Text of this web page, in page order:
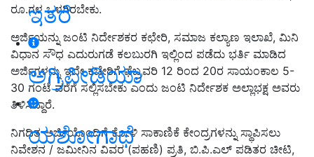
ಇತರೆ
ಅಗ್ರಿಪೀಡಿಯಾ
ಯಶೋಗಾಥೆ
ರೂ.ಗಳ ಒಳಗಿರಬೇಕು.
ಅರ್ಜಿಯನ್ನು ಜಂಟಿ ನಿರ್ದೇಶಕರ ಕಛೇರಿ, ಸಮಾಜ ಕಲ್ಯಾಣ ಇಲಾಖೆ, ಮಿನಿ
ವಿಧಾನ ಸೌಧ ಎದುರುಗಡೆ ಕಲಬುರಗಿ ಇಲ್ಲಿಂದ ಪಡೆದು ಭರ್ತಿ ಮಾಡಿದ
ಅರ್ಜಿಗಳನ್ನು ಇದೇ ಕಚೇರಿಗೆ ಫೆಬ್ರವರಿ 12 ರಿಂದ 20ರ ಸಾಯಂಕಾಲ 5-
30 ಗಂಟೆ ವರೆಗೆ ಸಲ್ಲಿಸಬೇಕು ಎಂದು ಜಂಟಿ ನಿರ್ದೇಶಕ ಅಲ್ಲಾಭಕ್ಷ ಅವರು
ತಿಳಿಸಿದ್ದಾರೆ.
ನಿಗಧಿತ ಅರ್ಜಿಯೊಂದಿಗೆ ಕೋಳಿ ಸಾಕಾಣಿಕೆ ಕೇಂದ್ರಗಳನ್ನು ಸ್ಥಾಪಿಸಲು
ನಿವೇಶನ / ಜಮೀನಿನ ವಿವರ (ಪಹಣಿ) ಪ್ರತಿ, ಬಿ.ಪಿ.ಎಲ್ ಪಡಿತರ ಚೀಟಿ,